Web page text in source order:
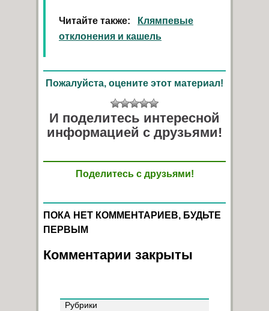
Читайте также:
Клямпевые
отклонения и кашель
Пожалуйста, оцените этот материал!
И поделитесь интересной
информацией с друзьями!
Поделитесь с друзьями!
ПОКА НЕТ КОММЕНТАРИЕВ, БУДЬТЕ
ПЕРВЫМ
Комментарии закрыты
Рубрики